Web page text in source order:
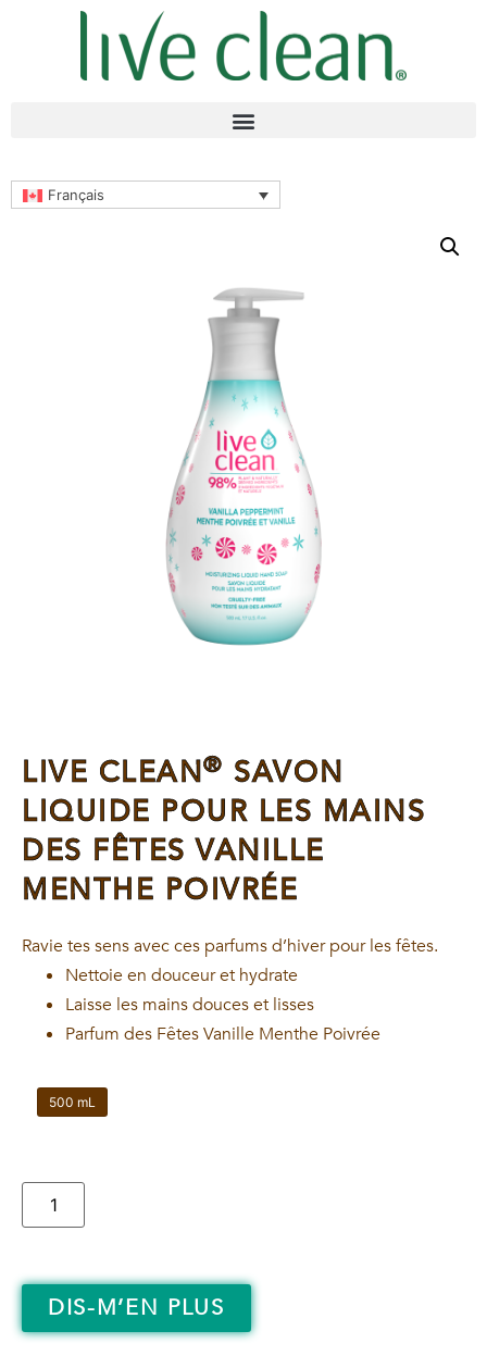
Français
LIVE CLEAN® SAVON
LIQUIDE POUR LES MAINS
DES FÊTES VANILLE
MENTHE POIVRÉE
Ravie tes sens avec ces parfums d’hiver pour les fêtes.
Nettoie en douceur et hydrate
Laisse les mains douces et lisses
Parfum des Fêtes Vanille Menthe Poivrée
500 mL
DIS-M’EN PLUS